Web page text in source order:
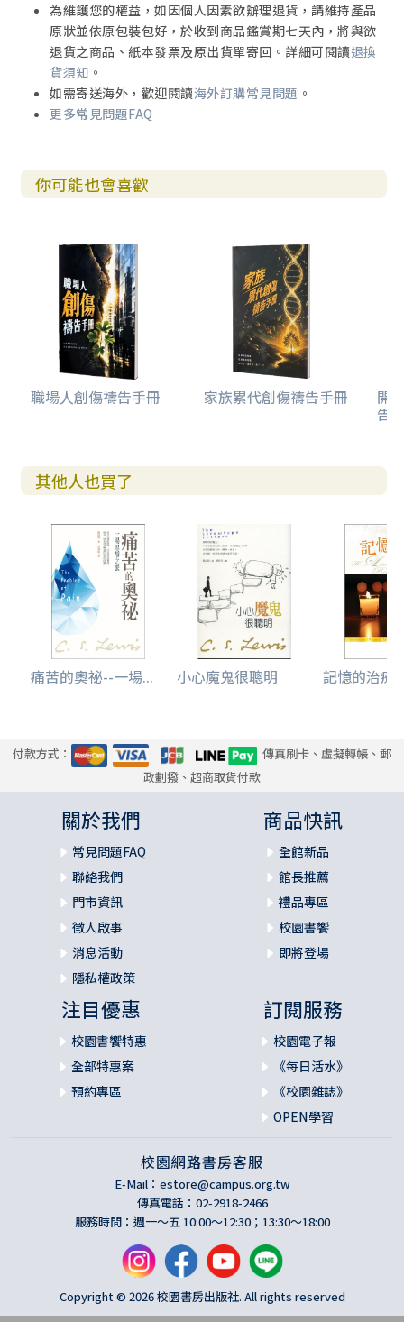
為維護您的權益，如因個人因素欲辦理退貨，請維持產品
原狀並依原包裝包好，於收到商品鑑賞期七天內，將與欲
退貨之商品、紙本發票及原出貨單寄回。詳細可閱讀退換
貨須知 。
如需寄送海外，歡迎閱讀海外訂購常見問題 。
更多常見問題FAQ
你可能也會喜歡
職場人創傷禱告手冊 家族累代創傷禱告手冊 開
告(
其他人也買了
痛苦的奧祕--一場... 小心魔鬼很聰明 記憶的治療
付款方式：
傳真刷卡、虛擬轉帳、郵
政劃撥、超商取貨付款
關於我們
常見問題FAQ
聯絡我們
門市資訊
徵人啟事
消息活動
隱私權政策
商品快訊
全館新品
館長推薦
禮品專區
校園書饗
即將登場
注目優惠
校園書饗特惠
全部特惠案
預約專區
訂閱服務
校園電子報
《每日活水》
《校園雜誌》
OPEN學習
校園網路書房客服
E-Mail： estore@campus.org.tw
傳真電話：02-2918-2466
服務時間：週一～五 10:00～12:30；13:30～18:00
Copyright © 2026 校園書房出版社. All rights reserved